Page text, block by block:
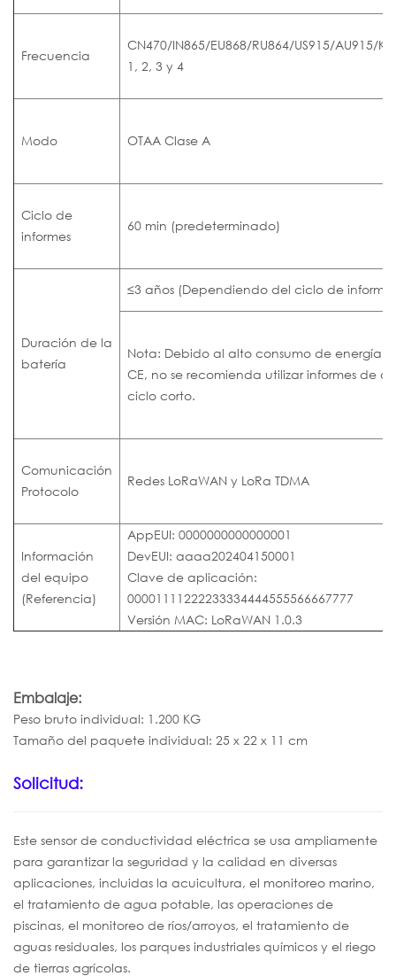
Frecuencia
CN470/IN865/EU868/RU864/US915/AU915/
1, 2, 3 y 4
Modo OTAA Clase A
Ciclo de
informes
60 min (predeterminado)
Duración de la
batería
≤3 años (Dependiendo del ciclo de
Nota: Debido al alto consumo de energía
CE, no se recomienda utilizar informes de
ciclo corto.
Comunicación
Protocolo
Redes LoRaWAN y LoRa TDMA
Información
del equipo
(Referencia)
AppEUI: 0000000000000001
DevEUI: aaaa202404150001
Clave de aplicación:
00001111222233334444555566667777
Versión MAC: LoRaWAN 1.0.3
Embalaje:
Peso bruto individual: 1.200 KG
Tamaño del paquete individual: 25 x 22 x 11 cm
Solicitud:
Este sensor de conductividad eléctrica se usa ampliamente
para garantizar la seguridad y la calidad en diversas
aplicaciones, incluidas la acuicultura, el monitoreo marino,
el tratamiento de agua potable, las operaciones de
piscinas, el monitoreo de ríos/arroyos, el tratamiento de
aguas residuales, los parques industriales químicos y el riego
de tierras agrícolas.